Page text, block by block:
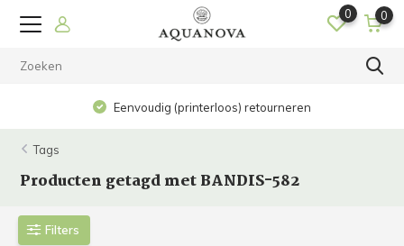
0 0
Eenvoudig (printerloos) retourneren
Tags
Producten getagd met BANDIS-582
Filters